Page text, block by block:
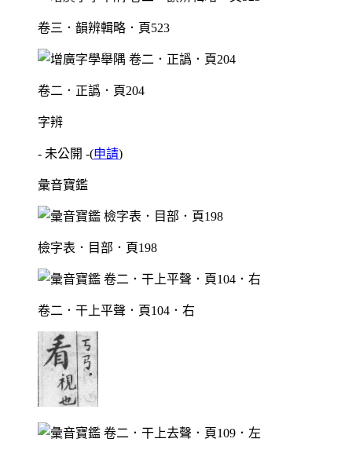
卷三．韻辨輯略．頁523
卷二．正譌．頁204
字辨
- 未公開 -(申請)
彙音寶鑑
檢字表．目部．頁198
卷二．干上平聲．頁104．右